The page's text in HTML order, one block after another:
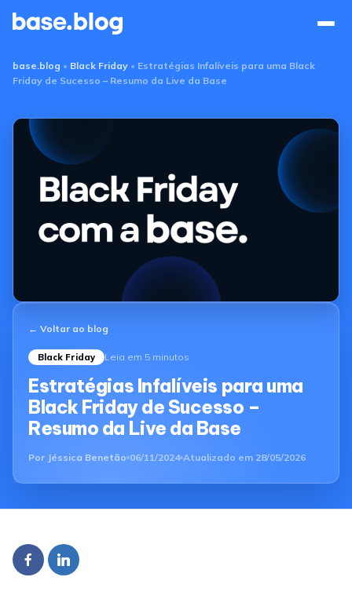
base.blog • Black Friday • Estratégias Infalíveis para uma Black
Friday de Sucesso – Resumo da Live da Base
← Voltar ao blog
Black Friday Leia em 5 minutos
Estratégias Infalíveis para uma
Black Friday de Sucesso –
Resumo da Live da Base
Por Jéssica Benetão 06/11/2024 Atualizado em 28/05/2026